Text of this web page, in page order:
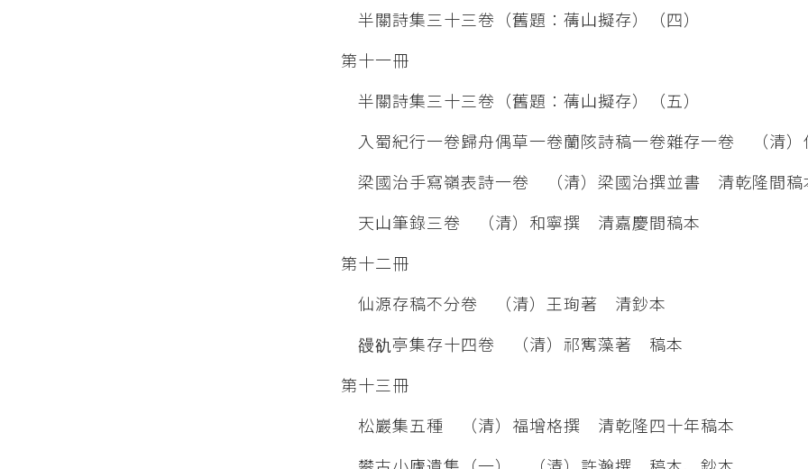
半關詩集三十三卷（舊題：蒨山擬存）（四）
第十一冊
半關詩集三十三卷（舊題：蒨山擬存）（五）
入蜀紀行一卷歸舟偶草一卷蘭陔詩稿一卷雜存一卷 （清
梁國治手寫嶺表詩一卷 （清）梁國治撰並書 清乾隆間稿
天山筆錄三卷 （清）和寧撰 清嘉慶間稿本
第十二冊
仙源存稿不分卷 （清）王珣著 清鈔本
䜱䜪亭集存十四卷 （清）祁寯藻著 稿本
第十三冊
松巖集五種 （清）福增格撰 清乾隆四十年稿本